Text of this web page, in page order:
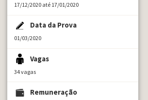
17/12/2020 até 17/01/2020
Data da Prova
01/03/2020
Vagas
34 vagas
Remuneração